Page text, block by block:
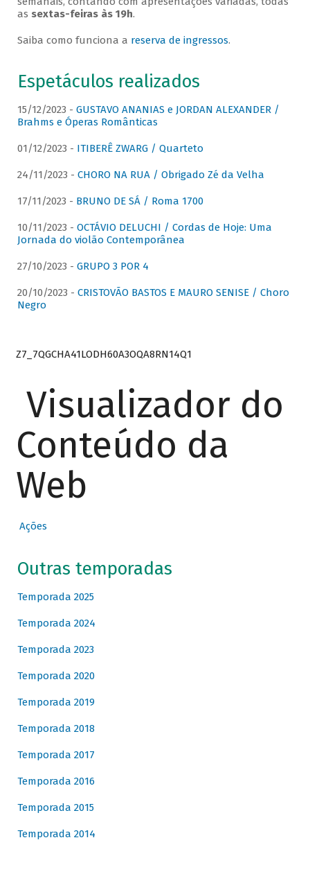
as sextas-feiras às 19h.
Saiba como funciona a reserva de ingressos.
Espetáculos realizados
15/12/2023 - GUSTAVO ANANIAS e JORDAN ALEXANDER /
Brahms e Óperas Românticas
01/12/2023 - ITIBERÊ ZWARG / Quarteto
24/11/2023 - CHORO NA RUA / Obrigado Zé da Velha
17/11/2023 - BRUNO DE SÁ / Roma 1700
10/11/2023 - OCTÁVIO DELUCHI / Cordas de Hoje: Uma
Jornada do violão Contemporânea
27/10/2023 - GRUPO 3 POR 4
20/10/2023 - CRISTOVÃO BASTOS E MAURO SENISE / Choro
Negro
Z7_7QGCHA41LODH60A3OQA8RN14Q1
Visualizador do
Conteúdo da
Web
Ações
Outras temporadas
Temporada 2025
Temporada 2024
Temporada 2023
Temporada 2020
Temporada 2019
Temporada 2018
Temporada 2017
Temporada 2016
Temporada 2015
Temporada 2014